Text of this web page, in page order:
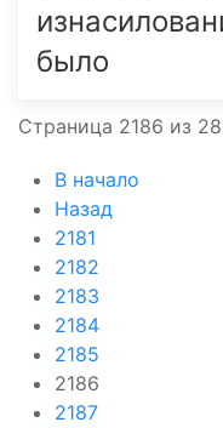
было
Страница 2186 из
В начало
Назад
2181
2182
2183
2184
2185
2186
2187